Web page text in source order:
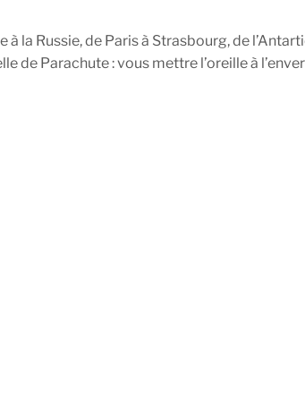
à la Russie, de Paris à Strasbourg, de
de Parachute : vous mettre l’oreille à